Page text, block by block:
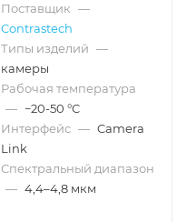
Поставщик —
Contrastech
Типы изделий —
камеры
Рабочая температура
— −20-50 °C
Интерфейс — Camera
Link
Спектральный диапазон
— 4,4–4,8 мкм